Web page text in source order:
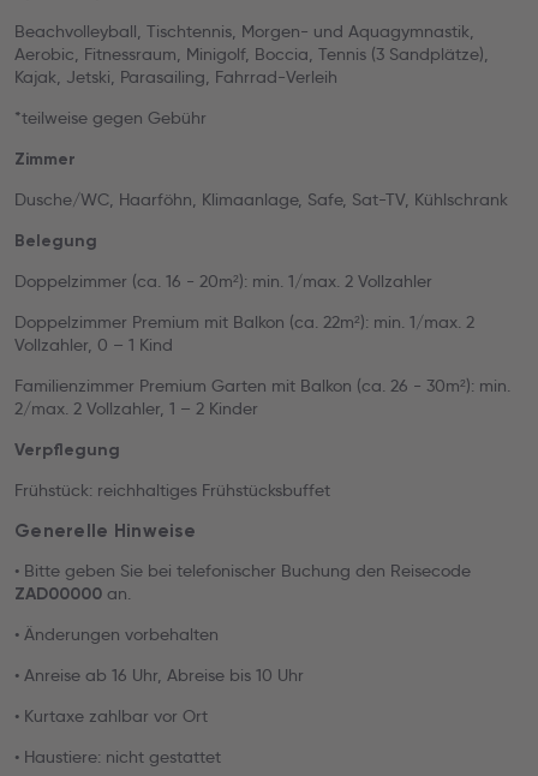
Beachvolleyball, Tischtennis, Morgen- und Aquagymnastik,
Aerobic, Fitnessraum, Minigolf, Boccia, Tennis (3 Sandplätze),
Kajak, Jetski, Parasailing, Fahrrad-Verleih
*teilweise gegen Gebühr
Zimmer
Dusche/WC, Haarföhn, Klimaanlage, Safe, Sat-TV, Kühlschrank
Belegung
Doppelzimmer (ca. 16 - 20m²): min. 1/max. 2 Vollzahler
Doppelzimmer Premium mit Balkon (ca. 22m²): min. 1/max. 2
Vollzahler, 0 – 1 Kind
Familienzimmer Premium Garten mit Balkon (ca. 26 - 30m²): min.
2/max. 2 Vollzahler, 1 – 2 Kinder
Verpflegung
Frühstück: reichhaltiges Frühstücksbuffet
Generelle Hinweise
• Bitte geben Sie bei telefonischer Buchung den Reisecode
ZAD00000 an.
• Änderungen vorbehalten
• Anreise ab 16 Uhr, Abreise bis 10 Uhr
• Kurtaxe zahlbar vor Ort
• Haustiere: nicht gestattet